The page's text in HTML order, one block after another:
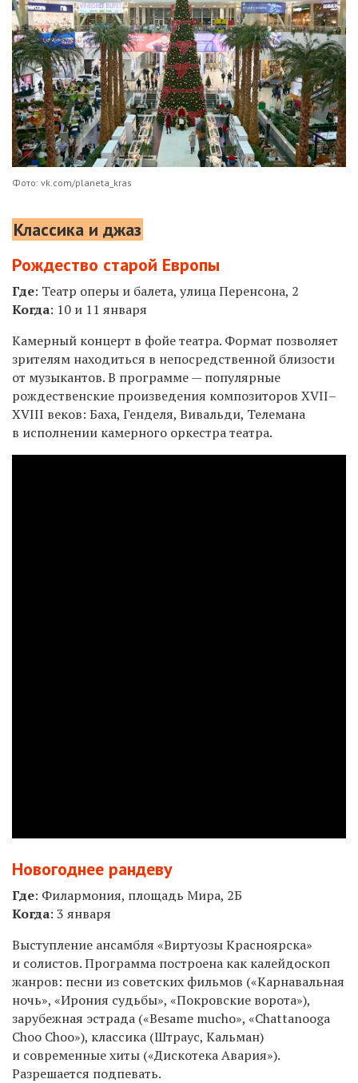
Фото: vk.com/planeta_kras
Классика и джаз
Рождество старой Европы
Где: Театр оперы и балета, улица Перенсона, 2
Когда: 10 и 11 января
Камерный концерт в фойе театра. Формат позволяет
зрителям находиться в непосредственной близости
от музыкантов. В программе — популярные
рождественские произведения композиторов XVII–
XVIII веков: Баха, Генделя, Вивальди, Телемана
в исполнении камерного оркестра театра.
Новогоднее рандеву
Где: Филармония, площадь Мира, 2Б
Когда: 3 января
Выступление ансамбля «Виртуозы Красноярска»
и солистов. Программа построена как калейдоскоп
жанров: песни из советских фильмов («Карнавальная
ночь», «Ирония судьбы», «Покровские ворота»),
зарубежная эстрада («Besame mucho», «Chattanooga
Choo Choo»), классика (Штраус, Кальман)
и современные хиты («Дискотека Авария»).
Разрешается подпевать.